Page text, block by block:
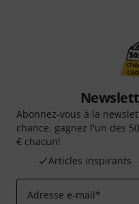
Abonnez-vous à la
chance, gagnez l'un des
€ chacun!
Articles inspirants
Adresse e-mail*